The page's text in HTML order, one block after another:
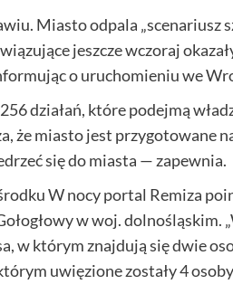
Miasto odpala „scenariusz
jeszcze wczoraj
o uruchomieniu we
działań, które podejmą
że miasto jest przygotowane
się do miasta — zapewnia.
W nocy portal Remiza
w woj. dolnośląskim.
w którym znajdują się dwie
uwięzione zostały 4